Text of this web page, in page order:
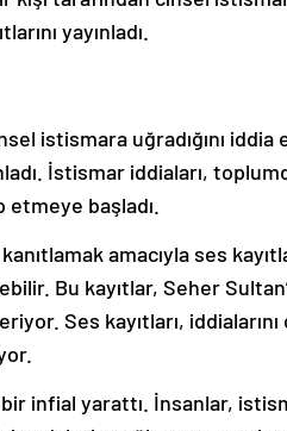
yayınladı.
istismara uğradığını iddia
İstismar iddiaları,
başladı.
amacıyla ses
Bu kayıtlar, Seher
Ses kayıtları,
infial yarattı. İnsanlar,